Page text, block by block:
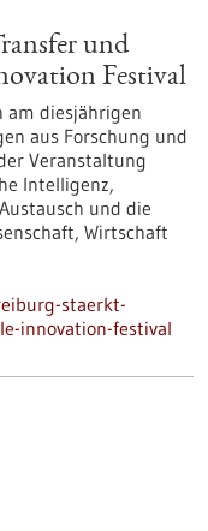
und
Festival
am diesjährigen
aus Forschung und
Veranstaltung
Intelligenz,
und die
Wirtschaft
staerkt-
innovation-festival